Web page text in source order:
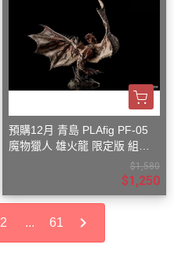
預購12月 青島 PLAfig PF-05
魔物獵人 雄火龍 限定版 組裝
$1,580
$1,250
2 ... 61